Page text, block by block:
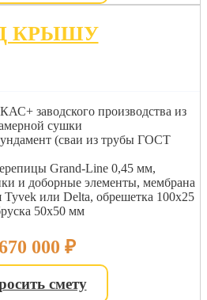
КРЫШУ
заводского производства из
сушки
(сваи из трубы ГОСТ
Grand-Line 0,45 мм,
и доборные элементы, мембрана
или Delta, обрешетка 100х25
50х50 мм
000 ₽
смету